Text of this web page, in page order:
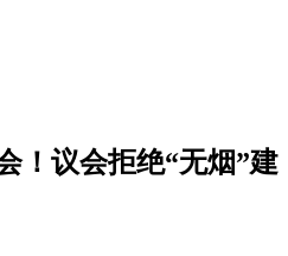
！议会拒绝“无烟”建